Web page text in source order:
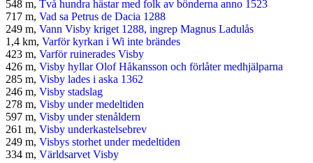
548 m, Två hundra hästar med folk av bönderna anno 1523
717 m, Vad sa Petrus de Dacia 1288
249 m, Vann Visby kriget 1288, ingrep Magnus Ladulås
1,4 km, Varför kyrkan i Wi inte brändes
423 m, Varför ruinerades Visby
426 m, Visby hyllar Olof Håkansson och förlåter medhjälparna
285 m, Visby lades i aska 1362
246 m, Visby stadslag
278 m, Visby under medeltiden
597 m, Visby under stenåldern
261 m, Visby underkastelsebrev
249 m, Visbys storhet under medeltiden
334 m, Världsarvet Visby